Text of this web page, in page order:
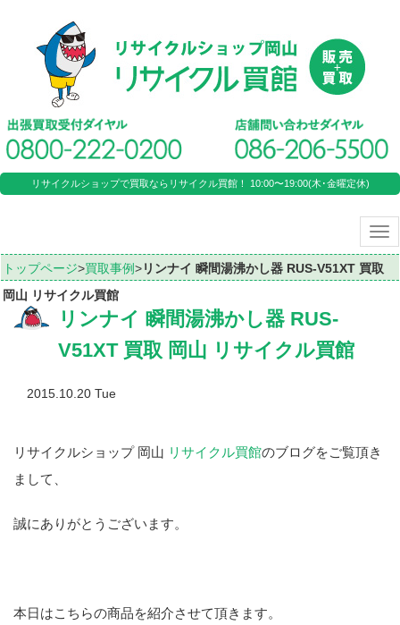
リサイクルショップで買取ならリサイクル買館！ 10:00〜19:00(木･金曜定休)
トップページ>買取事例>リンナイ 瞬間湯沸かし器 RUS-V51XT 買取
岡山 リサイクル買館
リンナイ 瞬間湯沸かし器 RUS-
V51XT 買取 岡山 リサイクル買館
2015.10.20 Tue
リサイクルショップ 岡山 リサイクル買館のブログをご覧頂き
まして、
誠にありがとうございます。
本日はこちらの商品を紹介させて頂きます。